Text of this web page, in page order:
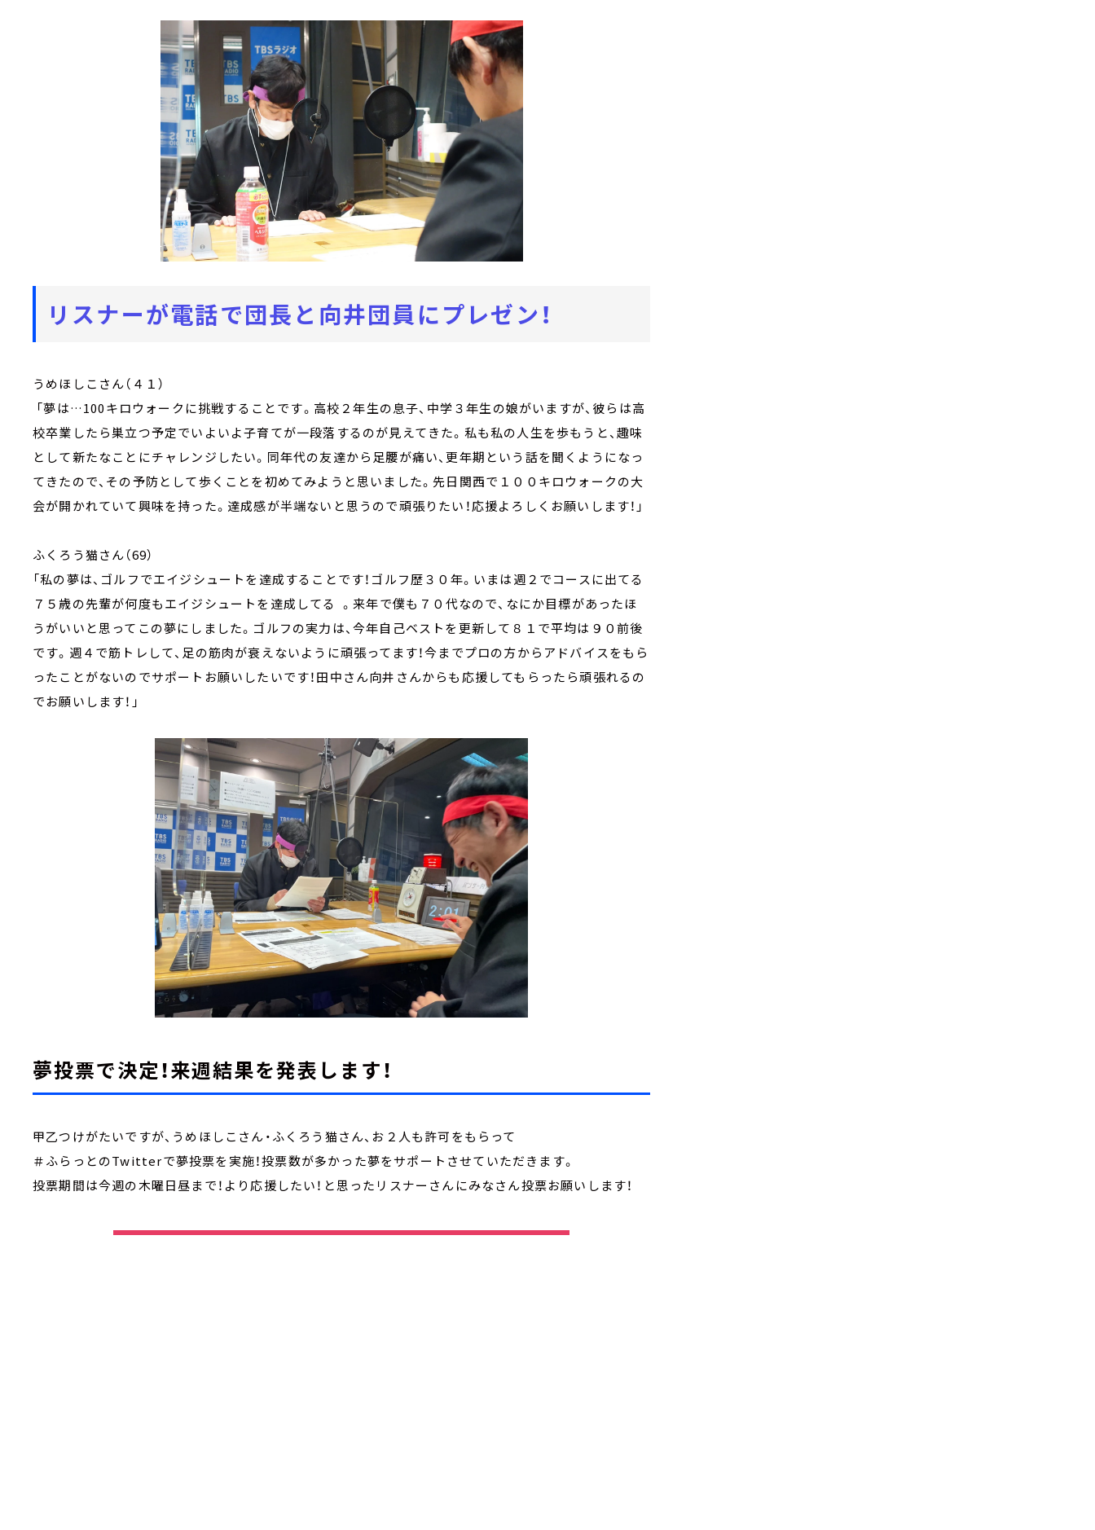
リスナーが電話で団長と向井団員にプレゼン！
うめほしこさん（４１）
「夢は…100キロウォークに挑戦することです。高校２年生の息子、中学３年生の娘がいますが、彼らは高
校卒業したら巣立つ予定でいよいよ子育てが一段落するのが見えてきた。私も私の人生を歩もうと、趣味
として新たなことにチャレンジしたい。同年代の友達から足腰が痛い、更年期という話を聞くようになっ
てきたので、その予防として歩くことを初めてみようと思いました。先日関西で１００キロウォークの大
会が開かれていて興味を持った。達成感が半端ないと思うので頑張りたい！応援よろしくお願いします！」
ふくろう猫さん（69）
「私の夢は、ゴルフでエイジシュートを達成することです！ゴルフ歴３０年。いまは週２でコースに出てる
７５歳の先輩が何度もエイジシュートを達成してる 。来年で僕も７０代なので、なにか目標があったほ
うがいいと思ってこの夢にしました。ゴルフの実力は、今年自己ベストを更新して８１で平均は９０前後
です。週４で筋トレして、足の筋肉が衰えないように頑張ってます！今までプロの方からアドバイスをもら
ったことがないのでサポートお願いしたいです！田中さん向井さんからも応援してもらったら頑張れるの
でお願いします！」
夢投票で決定！来週結果を発表します！
甲乙つけがたいですが、うめほしこさん・ふくろう猫さん、お２人も許可をもらって
＃ふらっとのTwitterで夢投票を実施！投票数が多かった夢をサポートさせていただきます。
投票期間は今週の木曜日昼まで！より応援したい！と思ったリスナーさんにみなさん投票お願いします！